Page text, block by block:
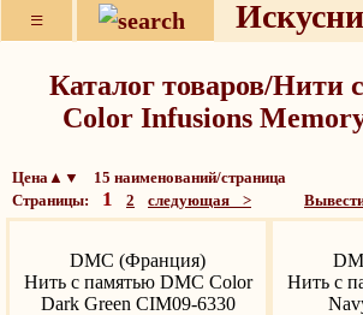
≡
Каталог товаров/Нити
Color Infusions
Цена▲▼ 15 наименований/страница
Страницы: 1 2 следующая >
DMC (Франция)
Нить с памятью DMC Color
Dark Green CIM09-6330
Нить с